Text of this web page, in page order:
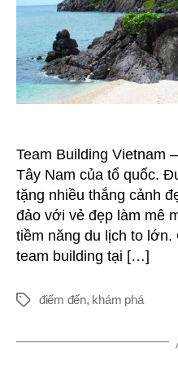
Team Building Vietnam
Tây Nam của tổ quốc.
tặng nhiều thắng cảnh
đảo với vẻ đẹp làm mê
tiềm năng du lịch to
team building tại […]
Thẻ điểm đến, khám phá